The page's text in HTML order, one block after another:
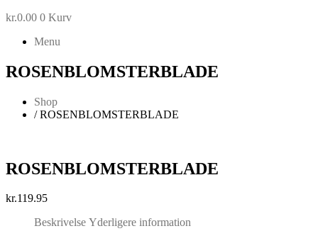
kr.0.00 0 Kurv
Menu
ROSENBLOMSTERBLADE
Shop
/ ROSENBLOMSTERBLADE
ROSENBLOMSTERBLADE
kr.119.95
Beskrivelse Yderligere information